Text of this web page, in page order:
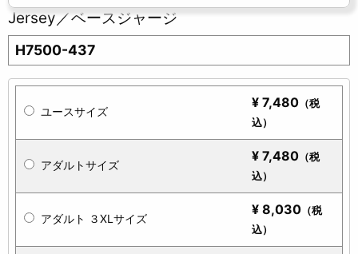
Jersey／ベースジャージ
H7500-437
ユースサイズ
¥ 7,480 （税
込）
アダルトサイズ
¥ 7,480 （税
込）
アダルト ３XLサイズ
¥ 8,030 （税
込）